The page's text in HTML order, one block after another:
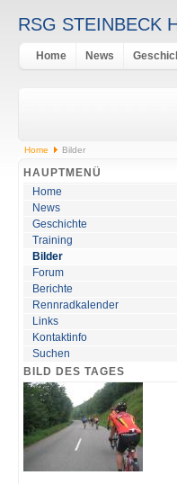
RSG STEINBECK
Home News
Home Bilder
HAUPTMENÜ
Home
News
Geschichte
Training
Bilder
Forum
Berichte
Rennradkalender
Links
Kontaktinfo
Suchen
BILD DES TAGES